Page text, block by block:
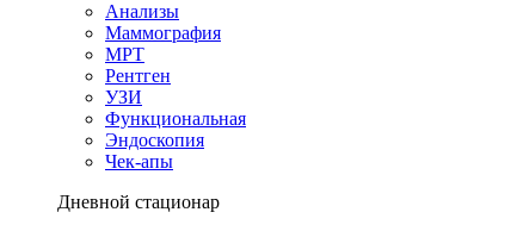
Анализы
Маммография
МРТ
Рентген
УЗИ
Функциональная
Эндоскопия
Чек-апы
Дневной стационар